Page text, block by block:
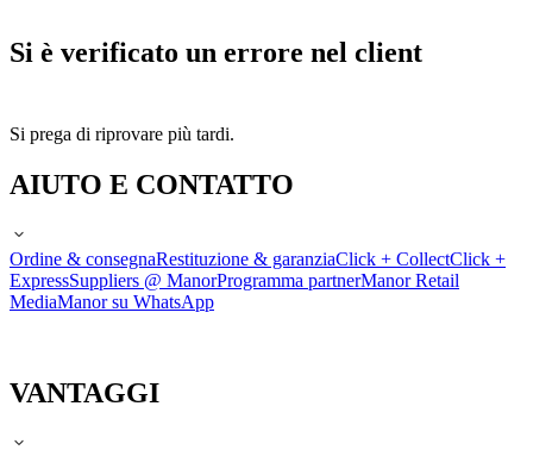
Si è verificato un errore nel client
Si prega di riprovare più tardi.
AIUTO E CONTATTO
Ordine & consegnaRestituzione & garanziaClick + CollectClick +
ExpressSuppliers @ ManorProgramma partnerManor Retail
MediaManor su WhatsApp
VANTAGGI